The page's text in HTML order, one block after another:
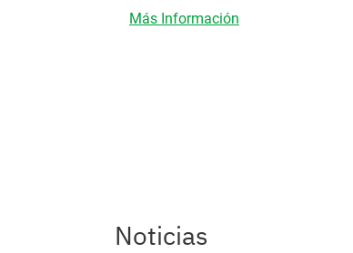
Más Información
Noticias